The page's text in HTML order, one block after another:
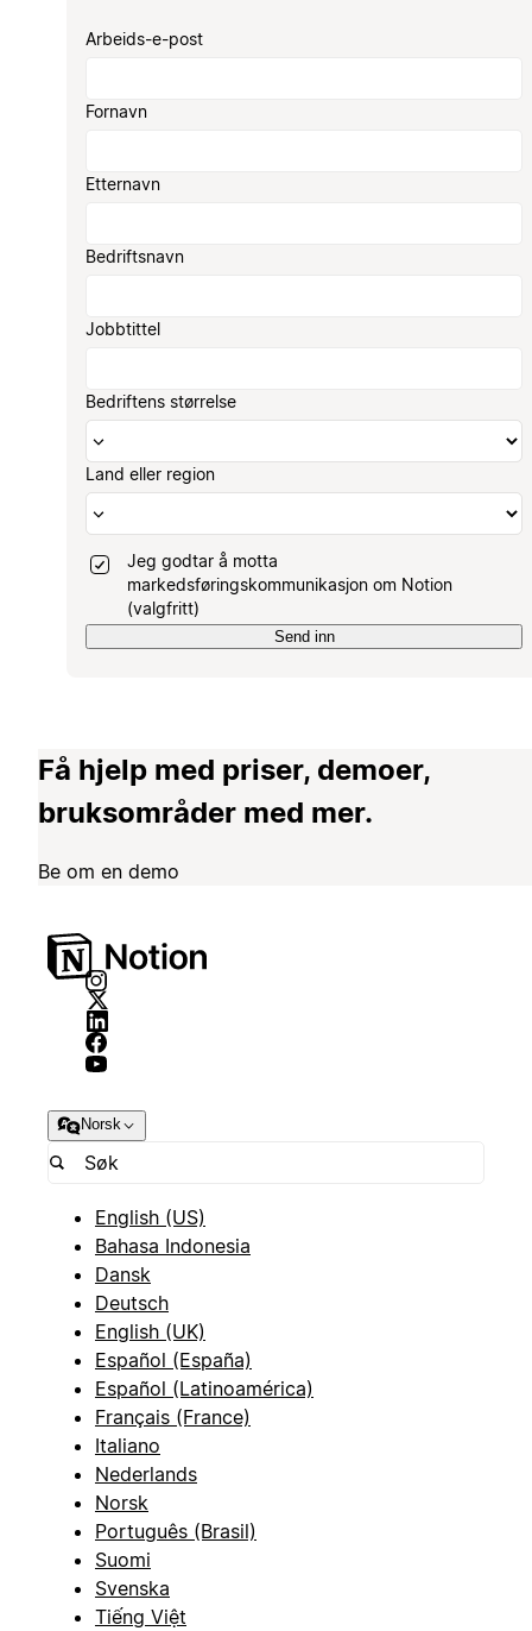
Arbeids-e-post
Fornavn
Etternavn
Bedriftsnavn
Jobbtittel
Bedriftens størrelse
Land eller region
Jeg godtar å motta
markedsføringskommunikasjon om Notion
(valgfritt)
Send inn
Få hjelp med priser, demoer,
bruksområder med mer.
Be om en demo
Norsk
English (US)
Bahasa Indonesia
Dansk
Deutsch
English (UK)
Español (España)
Español (Latinoamérica)
Français (France)
Italiano
Nederlands
Norsk
Português (Brasil)
Suomi
Svenska
Tiếng Việt